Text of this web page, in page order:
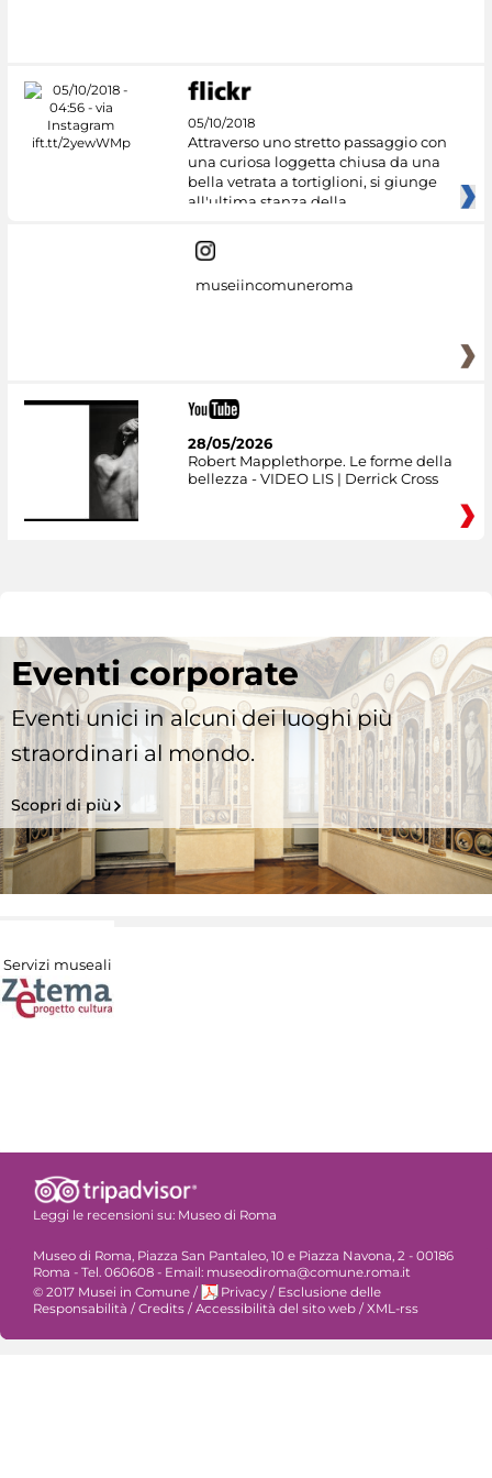
05/10/2018
Attraverso uno stretto passaggio con
una curiosa loggetta chiusa da una
bella vetrata a tortiglioni, si giunge
all'ultima stanza della
museiincomuneroma
28/05/2026
Robert Mapplethorpe. Le forme della
bellezza - VIDEO LIS | Derrick Cross
Eventi corporate
Eventi unici in alcuni dei luoghi più
straordinari al mondo.
Scopri di più
Servizi museali
Leggi le recensioni su: Museo di Roma
Museo di Roma, Piazza San Pantaleo, 10 e Piazza Navona, 2 - 00186
Roma - Tel. 060608 - Email: museodiroma@comune.roma.it
© 2017 Musei in Comune / Privacy / Esclusione delle
Responsabilità / Credits / Accessibilità del sito web / XML-rss